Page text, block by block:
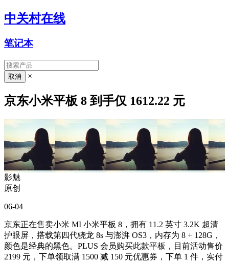
中关村在线
笔记本
×
京东小米平板 8 到手仅 1612.22 元
影魅
原创
06-04
京东正在售卖小米 MI 小米平板 8，拥有 11.2 英寸 3.2K 超清
护眼屏，搭载第四代骁龙 8s 与澎湃 OS3，内存为 8 + 128G，
颜色是经典的黑色。PLUS 会员购买此款平板，目前活动售价
2199 元，下单领取满 1500 减 150 元优惠券，下单 1 件，实付